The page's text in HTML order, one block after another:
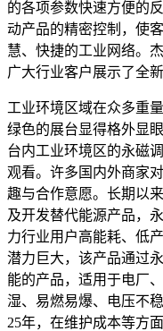
的各项参数快速方便的
动产品的精密控制，使
慧、快捷的工业网络。
广大行业客户展示了全
工业环境区域在众多重
绿色的展台显得格外显
台内工业环境区的永磁
观看。许多国内外商家
趣与合作意愿。长期以
及开发替代能源产品，
力行业用户高能耗、低
潜力巨大，该产品通过
能的产品，适用于电厂
湿、易燃易爆、电压不
25年，在维护成本等方